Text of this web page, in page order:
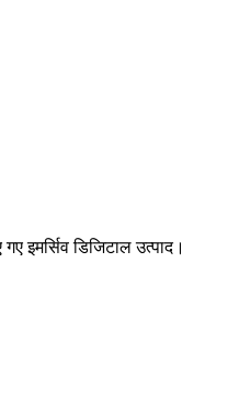
इमर्सिव डिजिटाल उत्पाद।